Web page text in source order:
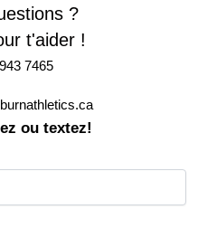
?
t'aider !
7465
ou textez!